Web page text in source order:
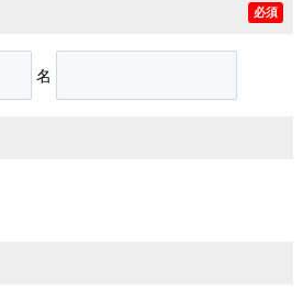
必須
名